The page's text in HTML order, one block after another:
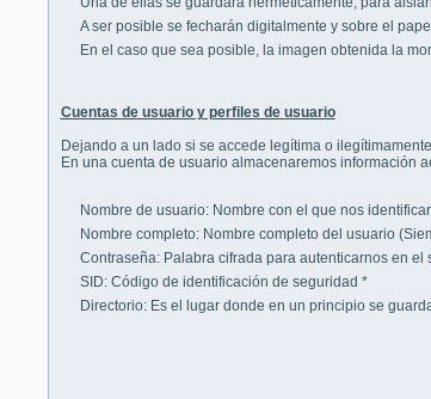
A ser posible se fecharán digitalmente y sobre el papel
En el caso que sea posible, la imagen obtenida la
Cuentas de usuario y perfiles de usuario
Dejando a un lado si se accede legítima o
En una cuenta de usuario almacenaremos información
Nombre de usuario: Nombre con el que nos
Nombre completo: Nombre completo del usuario
Contraseña: Palabra cifrada para autenticarnos en el
SID: Código de identificación de seguridad *
Directorio: Es el lugar donde en un principio se